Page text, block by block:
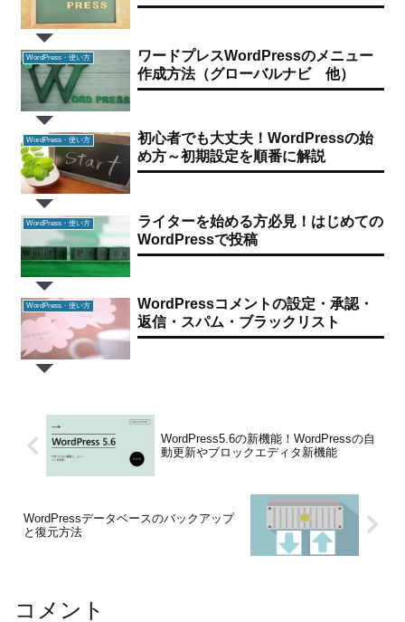
WordPress・使い方
ワードプレスWordPressのメニュー
作成方法（グローバルナビ 他）
WordPress・使い方
初心者でも大丈夫！WordPressの始
め方～初期設定を順番に解説
WordPress・使い方
ライターを始める方必見！はじめての
WordPressで投稿
WordPress・使い方
WordPressコメントの設定・承認・
返信・スパム・ブラックリスト
WordPress5.6の新機能！WordPressの自
動更新やブロックエディタ新機能
WordPressデータベースのバックアップ
と復元方法
コメント